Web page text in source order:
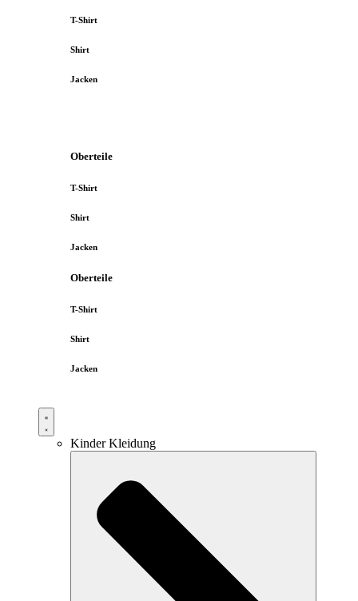
T-Shirt
Shirt
Jacken
Oberteile
T-Shirt
Shirt
Jacken
Oberteile
T-Shirt
Shirt
Jacken
Kinder Kleidung